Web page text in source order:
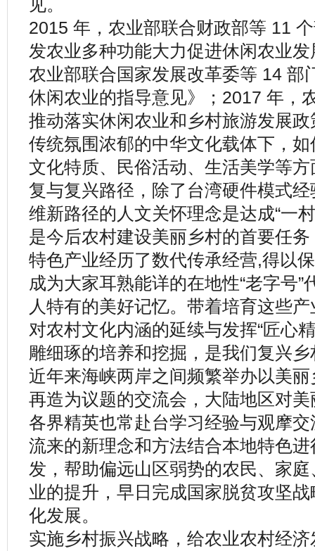
见。
2015 年，农业部联合财政部等 11
发农业多种功能大力促进休闲农业
农业部联合国家发展改革委等 14 部
休闲农业的指导意见》；2017 年，
推动落实休闲农业和乡村旅游发展
传统氛围浓郁的中华文化载体下，
文化特质、民俗活动、生活美学等
复与复兴路径，除了台湾硬件模式
维新路径的人文关怀理念是达成“一
是今后农村建设美丽乡村的首要任
特色产业经历了数代传承经营,得以
成为大家耳熟能详的在地性“老字号
人特有的美好记忆。带着培育这些产
对农村文化内涵的延续与发挥“匠心
雕细琢的培养和挖掘，是我们复兴
近年来海峡两岸之间频繁举办以美
再造为议题的交流会，大陆地区对
各界精英也常赴台学习经验与观摩
流来的新理念和方法结合本地特色
发，帮助偏远山区弱势的农民、家
业的提升，早日完成国家脱贫攻坚
化发展。
实施乡村振兴战略，给农业农村经